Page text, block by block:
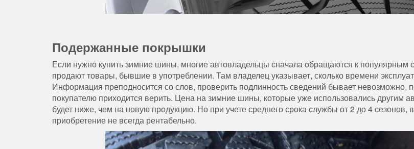
Подержанные покрышки
Если нужно купить зимние шины, многие автовладельцы сначала обращаются к популярным
продают товары, бывшие в употреблении. Там владелец указывает, сколько времени
Информация преподносится со слов, проверить подлинность сведений бывает невозможно,
покупателю приходится верить. Цена на зимние шины, которые уже использовались другим
будет ниже, чем на новую продукцию. Но при учете среднего срока службы от 2 до 4 сезонов, в
приобретение не всегда рентабельно.